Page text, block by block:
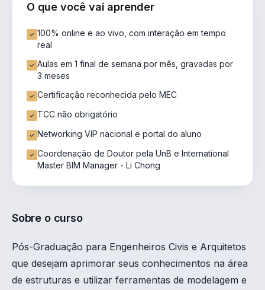
O que você vai aprender
100% online e ao vivo, com interação em tempo
real
Aulas em 1 final de semana por mês, gravadas por
3 meses
Certificação reconhecida pelo MEC
TCC não obrigatório
Networking VIP nacional e portal do aluno
Coordenação de Doutor pela UnB e International
Master BIM Manager - Li Chong
Sobre o curso
Pós-Graduação para Engenheiros Civis e Arquitetos
que desejam aprimorar seus conhecimentos na área
de estruturas e utilizar ferramentas de modelagem e